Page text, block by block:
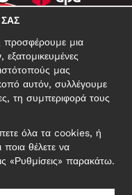
OÜ
προϊόντα σε αυτήν τη
προσφέρουμε μια
μας
αυτόν, συλλέγουμε
τη συμπεριφορά τους
όλα τα cookies, ή
ποια θέλετε να
«Ρυθμίσεις» παρακάτω.